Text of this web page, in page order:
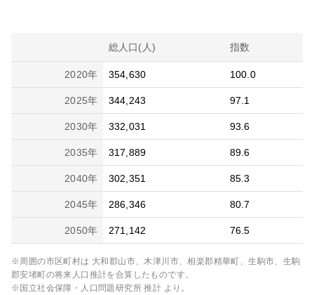
総人口(人) 指数
2020年 354,630 100.0
2025年 344,243 97.1
2030年 332,031 93.6
2035年 317,889 89.6
2040年 302,351 85.3
2045年 286,346 80.7
2050年 271,142 76.5
※周囲の市区町村は 大和郡山市、木津川市、相楽郡精華町、生駒市、生駒
郡安堵町の将来人口推計を合算したものです。
※国立社会保障・人口問題研究所 推計 より。